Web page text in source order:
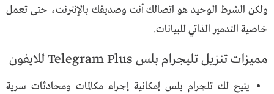
ولكن الشرط الوحيد هو اتصالك أنت وصديقك بالإنترنت، حتى تعمل
خاصية التدمير الذاتي للبيانات.
مميزات تنزيل تليجرام بلس Telegram Plus للايفون
يتيح لك تلجرام بلس إمكانية إجراء مكالمات ومحادثات سرية